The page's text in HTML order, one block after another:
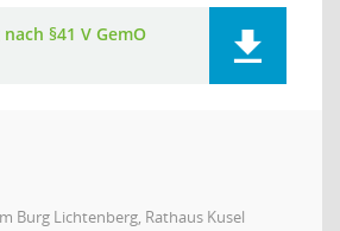
§41 V GemO
Burg Lichtenberg, Rathaus Kusel